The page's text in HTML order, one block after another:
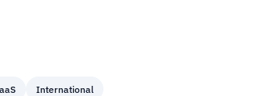
International